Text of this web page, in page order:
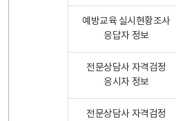
예방교육 실시현황조사
응답자 정보
전문상담사 자격검정
응시자 정보
전문상담사 자격검정